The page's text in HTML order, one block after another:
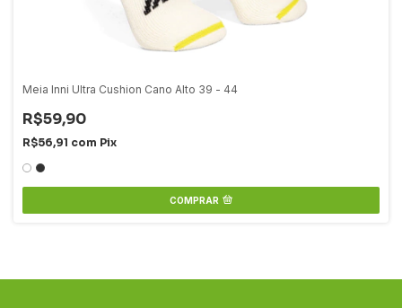
Meia Inni Ultra Cushion Cano Alto 39 - 44
R$59,90
R$56,91 com Pix
COMPRAR